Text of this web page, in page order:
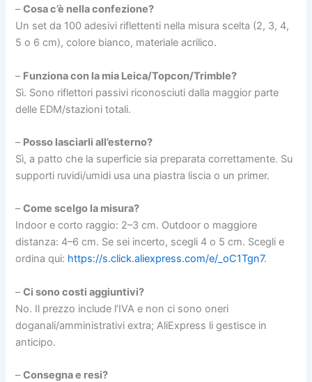
–Cosa c’è nella confezione?
Un set da 100 adesivi riflettenti nella misura scelta (2, 3, 4,
5 o 6 cm), colore bianco, materiale acrilico.
– Funziona con la mia Leica/Topcon/Trimble?
Sì. Sono riflettori passivi riconosciuti dalla maggior parte
delle EDM/stazioni totali.
– Posso lasciarli all’esterno?
Sì, a patto che la superficie sia preparata correttamente. Su
supporti ruvidi/umidi usa una piastra liscia o un primer.
–Come scelgo la misura?
Indoor e corto raggio: 2–3 cm. Outdoor o maggiore
distanza: 4–6 cm. Se sei incerto, scegli 4 o 5 cm. Scegli e
ordina qui: https://s.click.aliexpress.com/e/_oC1Tgn7.
–Ci sono costi aggiuntivi?
No. Il prezzo include l’IVA e non ci sono oneri
doganali/amministrativi extra; AliExpress li gestisce in
anticipo.
–Consegna e resi?